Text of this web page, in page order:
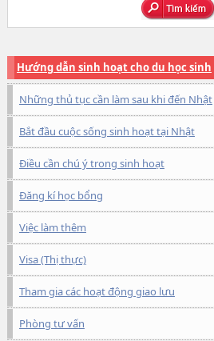
Hướng dẫn sinh hoạt cho du học sinh
Những thủ tục cần làm sau khi đến Nhật
Bắt đầu cuộc sống sinh hoạt tại Nhật
Điều cần chú ý trong sinh hoạt
Đăng kí học bổng
Việc làm thêm
Visa (Thị thực)
Tham gia các hoạt động giao lưu
Phòng tư vấn